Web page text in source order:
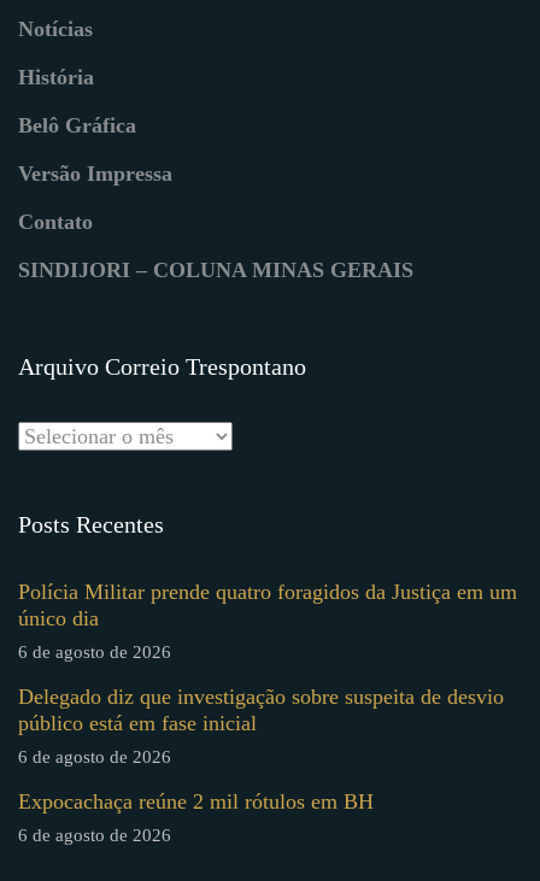
Notícias
História
Belô Gráfica
Versão Impressa
Contato
SINDIJORI – COLUNA MINAS GERAIS
Arquivo Correio Trespontano
Posts Recentes
Polícia Militar prende quatro foragidos da Justiça em um
único dia
6 de agosto de 2026
Delegado diz que investigação sobre suspeita de desvio
público está em fase inicial
6 de agosto de 2026
Expocachaça reúne 2 mil rótulos em BH
6 de agosto de 2026